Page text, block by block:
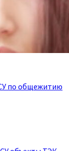
по общежитию